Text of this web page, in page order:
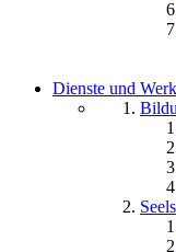
Dienste und